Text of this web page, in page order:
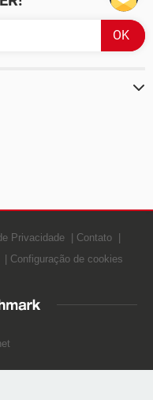
Privacidade
Contato
Configuração de cookies